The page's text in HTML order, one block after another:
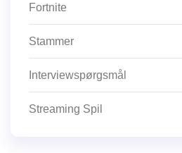
Fortnite
Stammer
Interviewspørgsmål
Streaming Spil